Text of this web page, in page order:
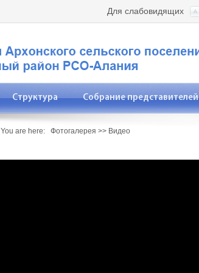
Для слабовидящих
Структура Собрание представителей
You are here: Фотогалерея >> Видео